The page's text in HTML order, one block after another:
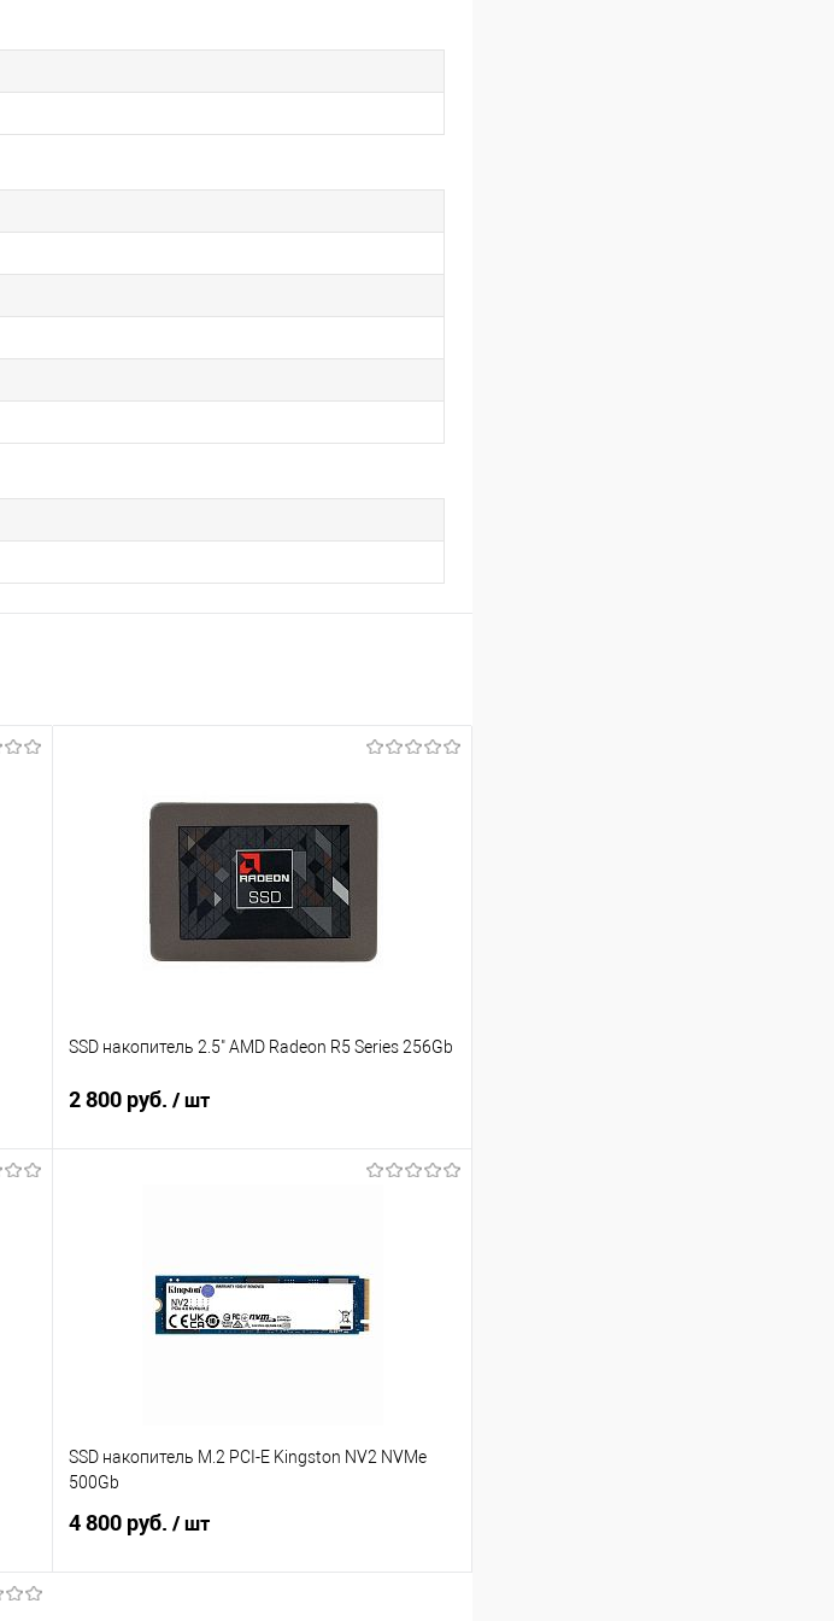
SSD накопитель 2.5" AMD Radeon R5 Series 256Gb
2 800 руб. / шт
В избранное
В наличии
SSD накопитель M.2 PCI-E Kingston NV2 NVMe
500Gb
4 800 руб. / шт